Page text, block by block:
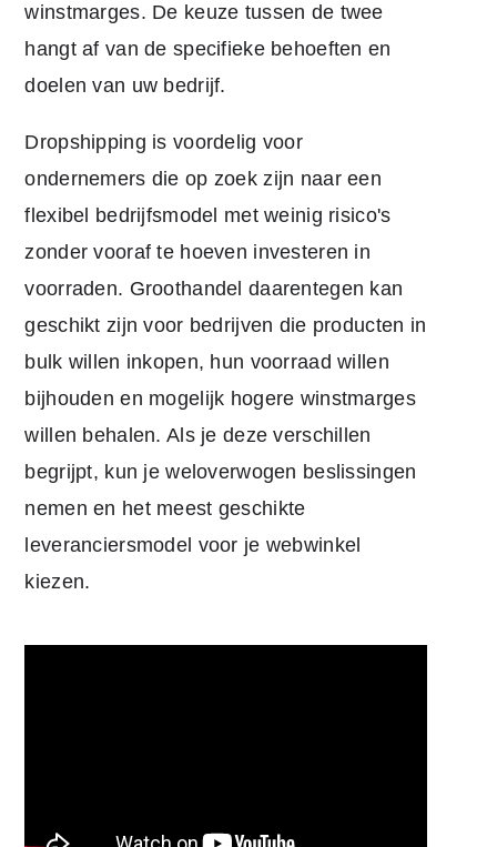
winstmarges. De keuze tussen de twee
hangt af van de specifieke behoeften en
doelen van uw bedrijf.
Dropshipping is voordelig voor
ondernemers die op zoek zijn naar een
flexibel bedrijfsmodel met weinig risico's
zonder vooraf te hoeven investeren in
voorraden. Groothandel daarentegen kan
geschikt zijn voor bedrijven die producten in
bulk willen inkopen, hun voorraad willen
bijhouden en mogelijk hogere winstmarges
willen behalen. Als je deze verschillen
begrijpt, kun je weloverwogen beslissingen
nemen en het meest geschikte
leveranciersmodel voor je webwinkel
kiezen.